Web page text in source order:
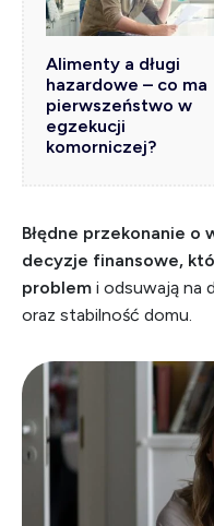
Alimenty a długi
hazardowe – co ma
pierwszeństwo w
egzekucji
komorniczej?
Błędne przekonanie o
decyzje finansowe,
problem i odsuwają na
oraz stabilność domu.